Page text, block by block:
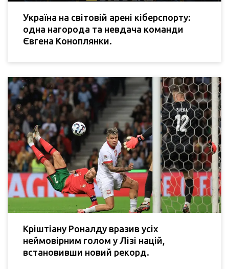
Україна на світовій арені кіберспорту:
одна нагорода та невдача команди
Євгена Коноплянки.
Кріштіану Роналду вразив усіх
неймовірним голом у Лізі націй,
встановивши новий рекорд.